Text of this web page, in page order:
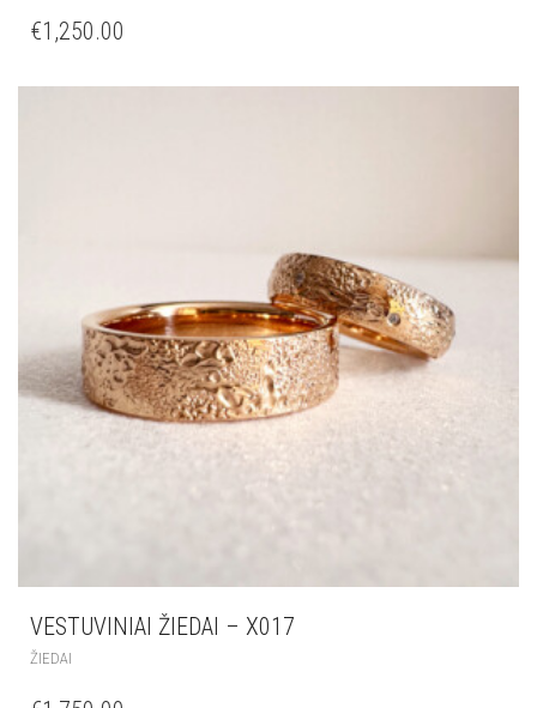
€1,250.00
VESTUVINIAI ŽIEDAI – X017
ŽIEDAI